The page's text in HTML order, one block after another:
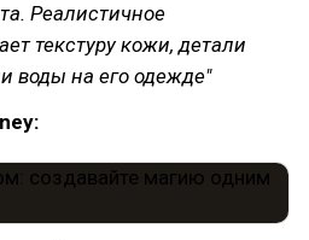
Реалистичное
текстуру кожи, детали
воды на его одежде"